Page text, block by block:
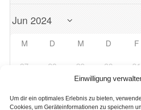
Einwilligung
Um dir ein optimales Erlebnis zu bieten,
Cookies, um Geräteinformationen zu speichern
M D M D F
27 28 29 30 31
3 7